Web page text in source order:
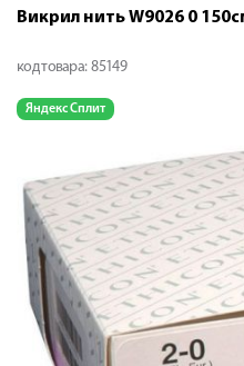
Викрил нить W9026 0
код товара: 85149
Яндекс Сплит